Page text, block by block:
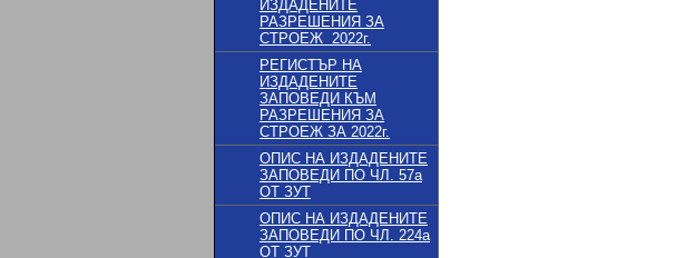
ИЗДАДЕНИТЕ
РАЗРЕШЕНИЯ ЗА
СТРОЕЖ 2022г.
РЕГИСТЪР НА
ИЗДАДЕНИТЕ
ЗАПОВЕДИ КЪМ
РАЗРЕШЕНИЯ ЗА
СТРОЕЖ ЗА 2022г.
ОПИС НА ИЗДАДЕНИТЕ
ЗАПОВЕДИ ПО ЧЛ. 57a
ОТ ЗУТ
ОПИС НА ИЗДАДЕНИТЕ
ЗАПОВЕДИ ПО ЧЛ. 224a
ОТ ЗУТ